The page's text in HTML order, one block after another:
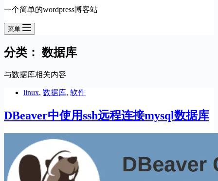
一个简单的wordpress博客站
菜单
分类： 数据库
与数据库相关内容
linux, 数据库, 软件
DBeaver中使用ssh远程连接mysql数据库